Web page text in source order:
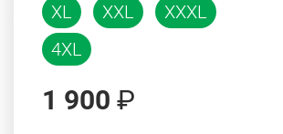
XL
XXL
XXXL
4XL
1 900 ₽